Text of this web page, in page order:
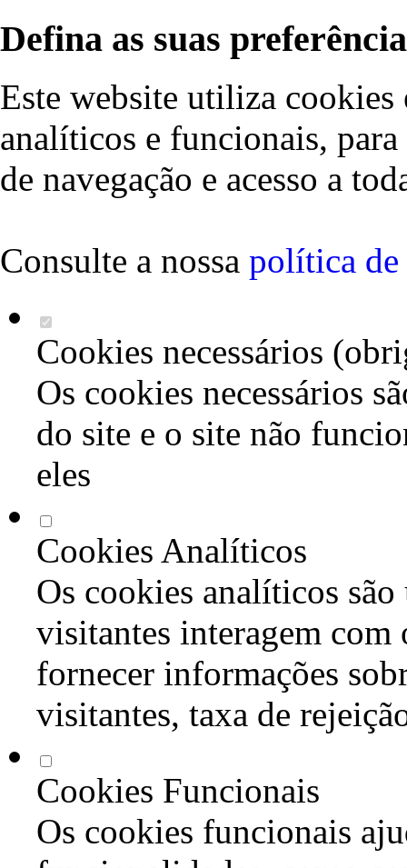
Defina as suas
Este website utiliza cookies
analíticos e funcionais,
de navegação e acesso a
Consulte a nossa política de
Cookies necessários
Os cookies necessários
do site e o site não
eles
Cookies Analíticos
Os cookies analíticos são
visitantes interagem com
fornecer informações
visitantes, taxa de
Cookies Funcionais
Os cookies funcionais